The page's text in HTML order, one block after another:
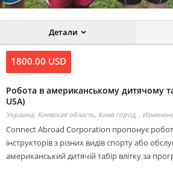
Детали
1800.00 USD
Робота в американському дитячому
USA)
Украина, Киевская область, Киев город, ,
Connect Abroad Corporation пропонує
інструкторів з різних видів спорту або
американський дитячій табір влітку за